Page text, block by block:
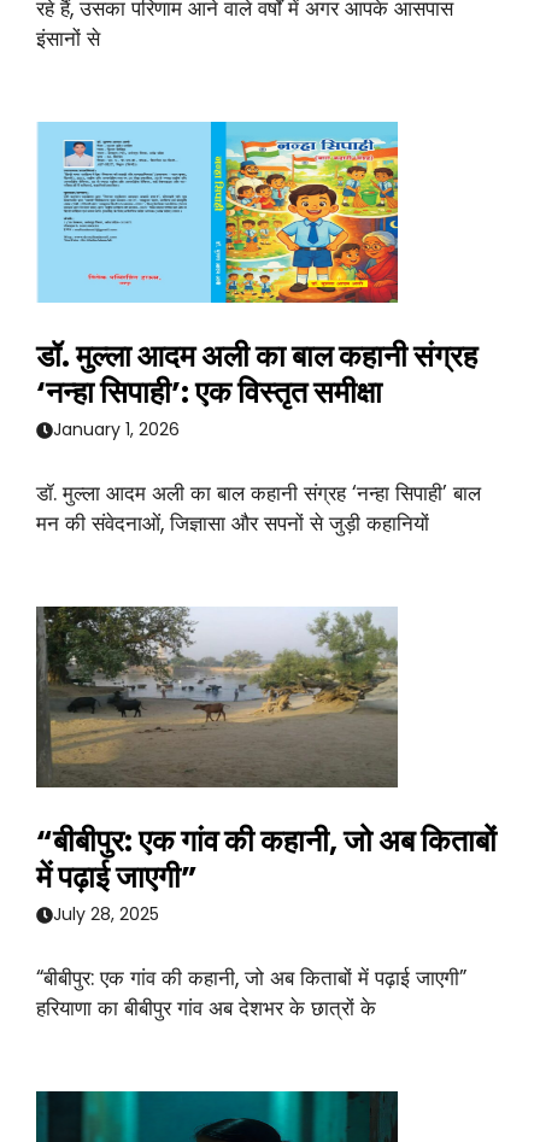
रहे हैं, उसका परिणाम आने वाले वर्षों में अगर आपके आसपास
इंसानों से
डॉ. मुल्ला आदम अली का बाल कहानी संग्रह
‘नन्हा सिपाही’: एक विस्तृत समीक्षा
January 1, 2026
डॉ. मुल्ला आदम अली का बाल कहानी संग्रह ‘नन्हा सिपाही’ बाल
मन की संवेदनाओं, जिज्ञासा और सपनों से जुड़ी कहानियों
“बीबीपुर: एक गांव की कहानी, जो अब किताबों
में पढ़ाई जाएगी”
July 28, 2025
“बीबीपुर: एक गांव की कहानी, जो अब किताबों में पढ़ाई जाएगी”
हरियाणा का बीबीपुर गांव अब देशभर के छात्रों के